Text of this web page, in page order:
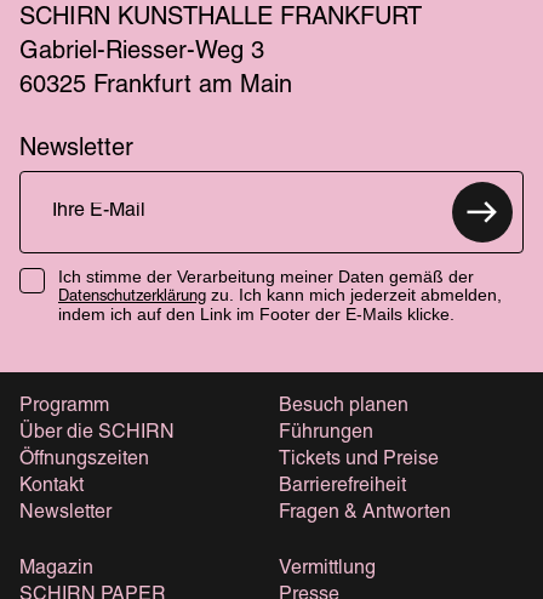
SCHIRN KUNSTHALLE FRANKFURT
Gabriel-Riesser-Weg 3
60325 Frankfurt am Main
Newsletter
Ich stimme der Verarbeitung meiner Daten gemäß der
Datenschutzerklärung zu. Ich kann mich jederzeit abmelden,
indem ich auf den Link im Footer der E-Mails klicke.
Programm
Über die SCHIRN
Öffnungszeiten
Kontakt
Newsletter
Besuch planen
Führungen
Tickets und Preise
Barrierefreiheit
Fragen & Antworten
Magazin
SCHIRN PAPER
Vermittlung
Presse